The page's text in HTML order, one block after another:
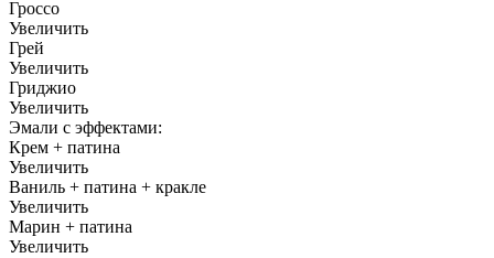
Гроссо
Увеличить
Грей
Увеличить
Гриджио
Увеличить
Эмали с эффектами:
Крем + патина
Увеличить
Ваниль + патина + кракле
Увеличить
Марин + патина
Увеличить